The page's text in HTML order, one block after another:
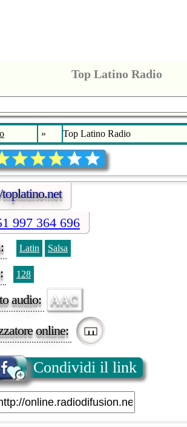
Top Latino Radio
» Top Latino Radio
997 364 696
Latin Salsa
128
audio: AAC
online:
Condividi il link